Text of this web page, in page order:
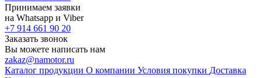
Принимаем заявки
на Whatsapp и Viber
+7 914 661 90 20
Заказать звонок
Вы можете написать нам
zakaz@namotor.ru
Каталог продукции О компании Условия покупки Доставка